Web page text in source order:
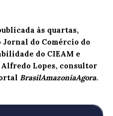
às quartas,
do Comércio do
do CIEAM e
Lopes, consultor
BrasilAmazoniaAgora.